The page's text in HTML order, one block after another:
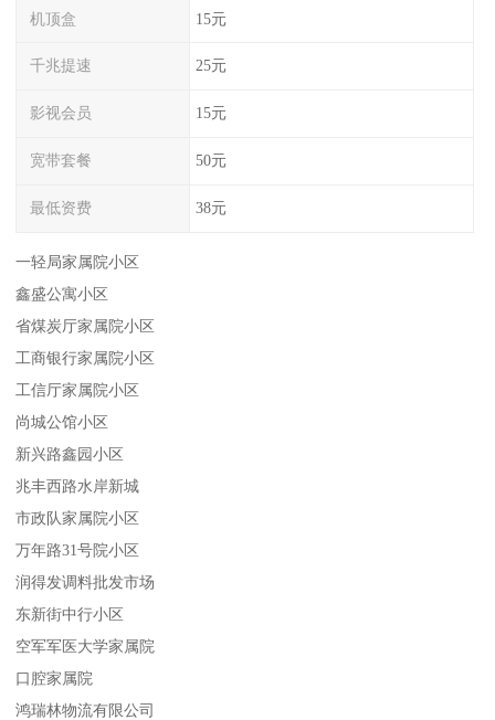
机顶盒 15元
千兆提速 25元
影视会员 15元
宽带套餐 50元
最低资费 38元
一轻局家属院小区
鑫盛公寓小区
省煤炭厅家属院小区
工商银行家属院小区
工信厅家属院小区
尚城公馆小区
新兴路鑫园小区
兆丰西路水岸新城
市政队家属院小区
万年路31号院小区
润得发调料批发市场
东新街中行小区
空军军医大学家属院
口腔家属院
鸿瑞林物流有限公司